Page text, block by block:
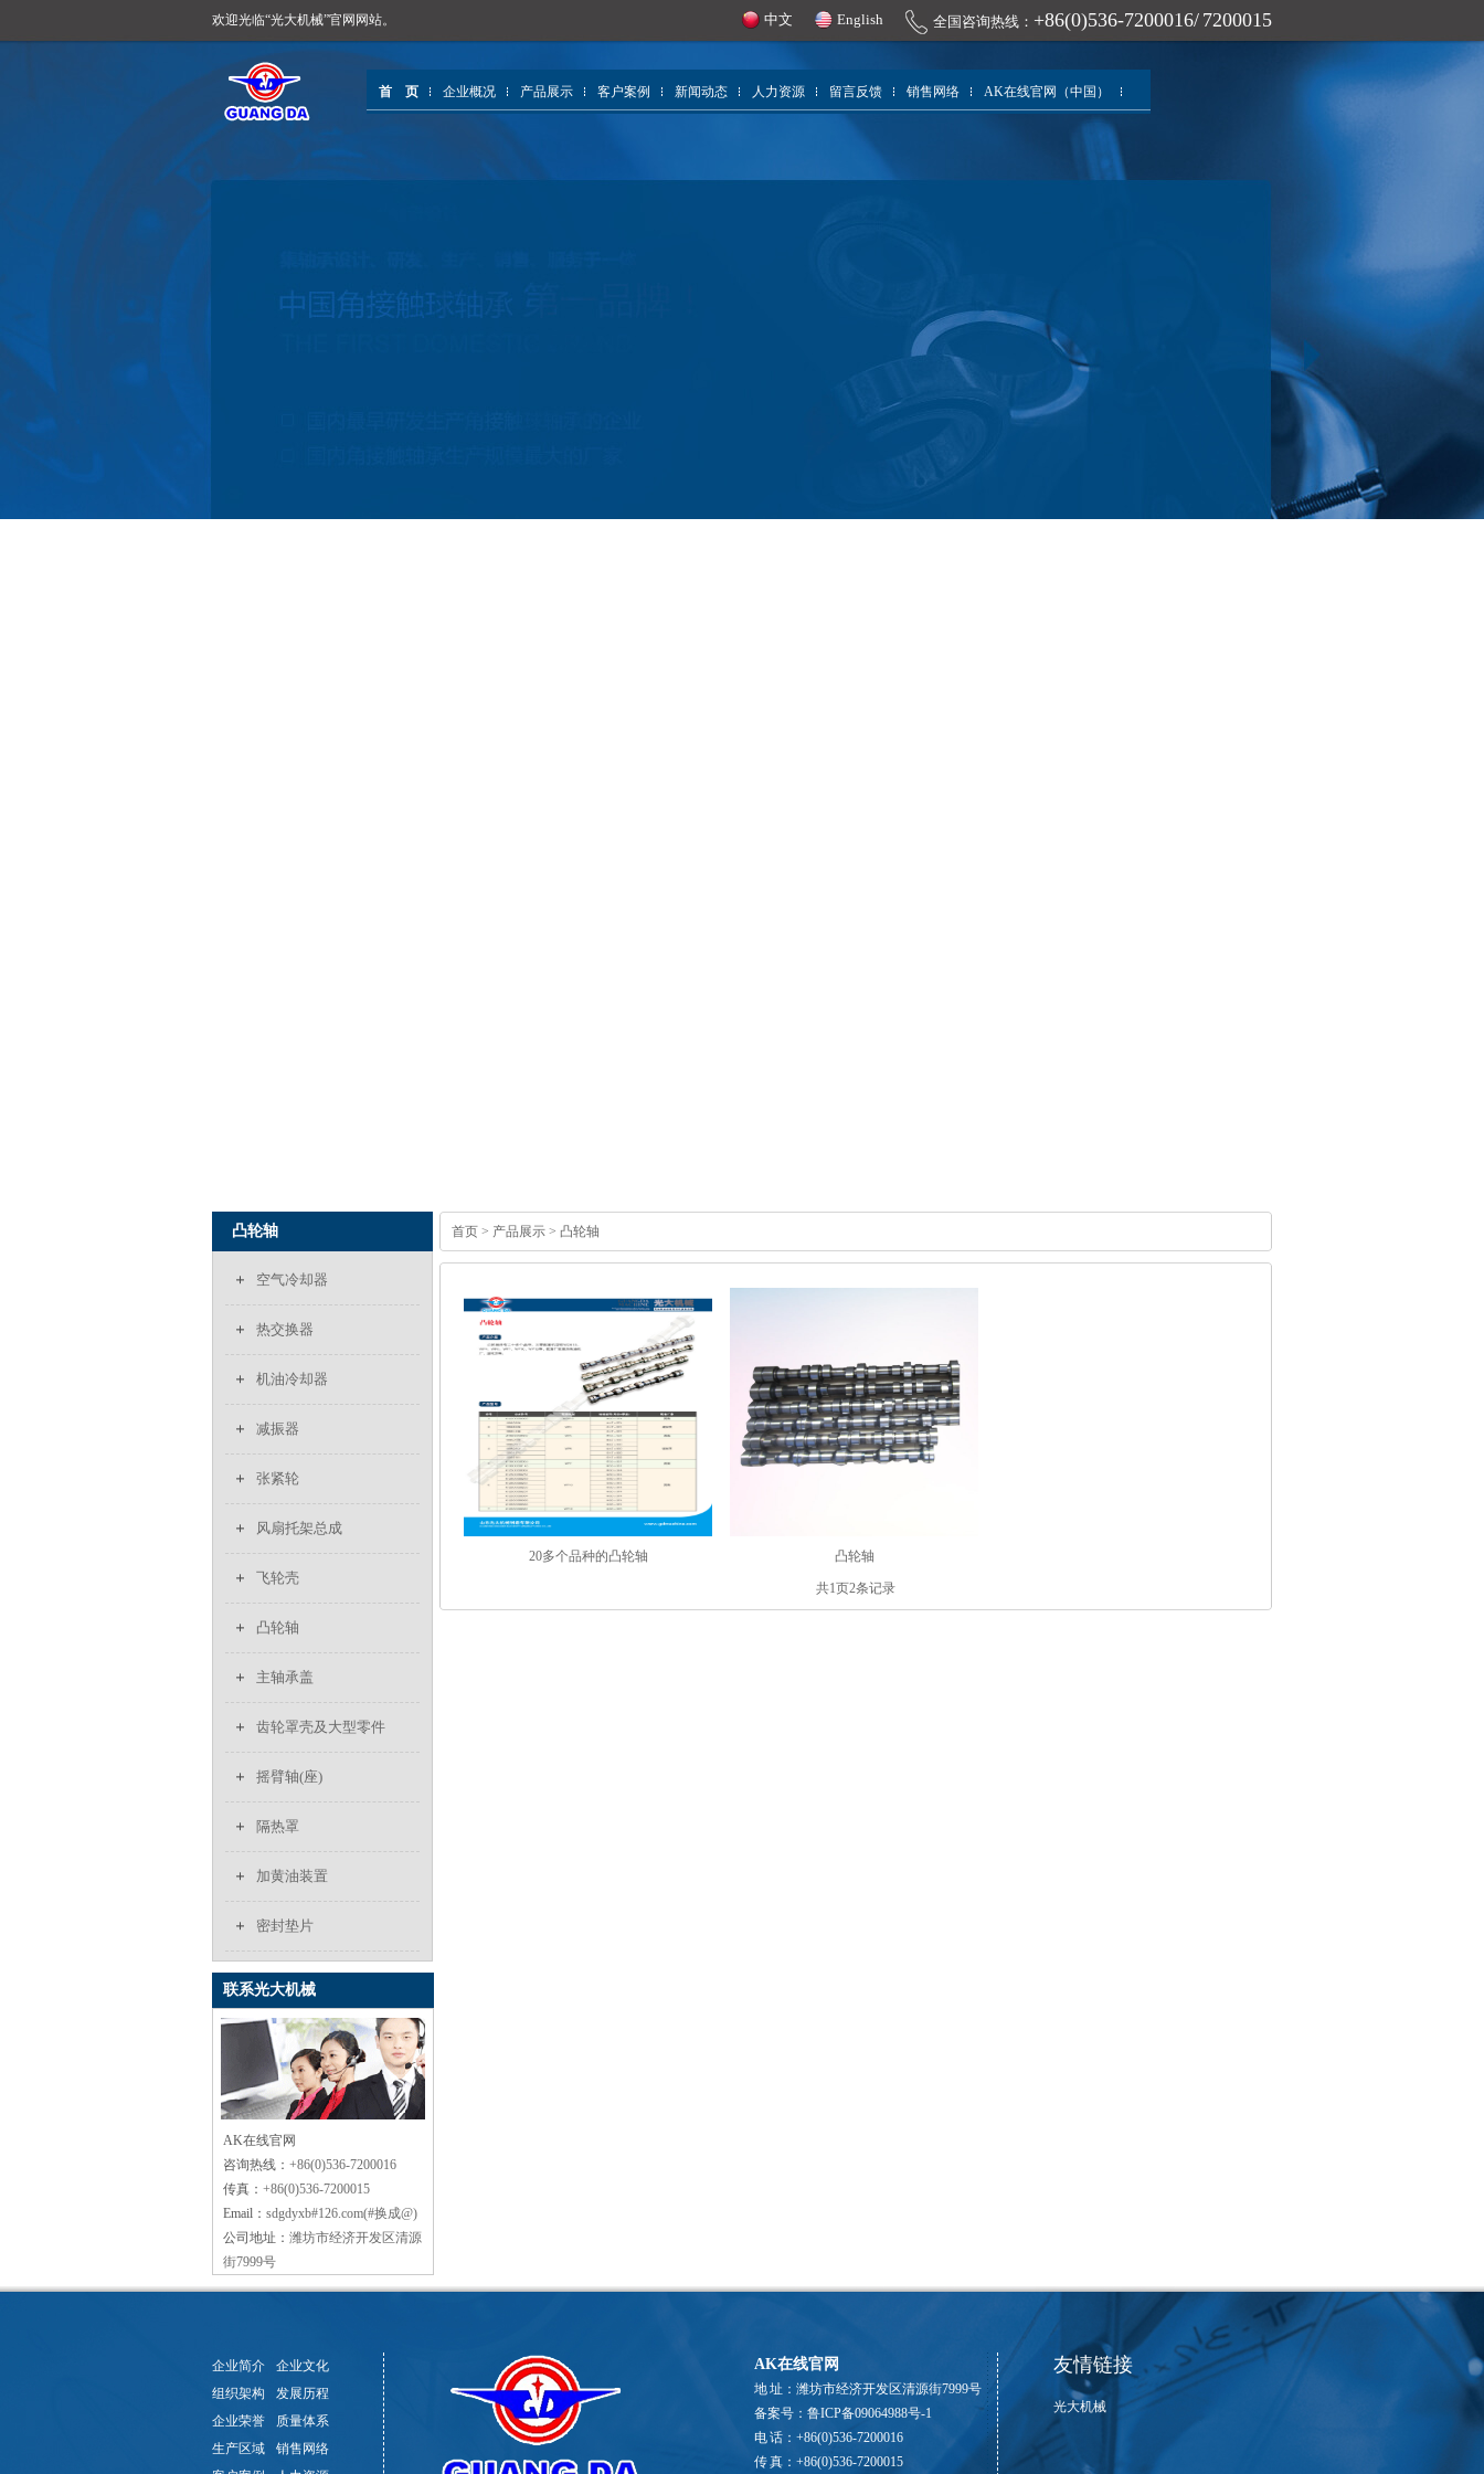
欢迎光临“光大机械”官网网站。 全国咨询热线： +86(0)536-7200016/ 7200015
English
中文
首 页 企业概况 产品展示 客户案例 新闻动态 人力资源 留言反馈 销售网络 AK在线官网（中国）
首页 > 产品展示 > 凸轮轴
20多个品种的凸轮轴 凸轮轴
共1页2条记录
凸轮轴
空气冷却器
热交换器
机油冷却器
减振器
张紧轮
风扇托架总成
飞轮壳
凸轮轴
主轴承盖
齿轮罩壳及大型零件
摇臂轴(座)
隔热罩
加黄油装置
密封垫片
联系光大机械
AK在线官网
咨询热线： +86(0)536-7200016
传真： +86(0)536-7200015
Email： sdgdyxb#126.com(#换成@)
公司地址： 潍坊市经济开发区清源
街7999号
企业简介
企业文化
组织架构
发展历程
企业荣誉
质量体系
生产区域
销售网络
AK在线官网
地 址：潍坊市经济开发区清源街7999号
备案号：鲁ICP备09064988号-1
电 话：+86(0)536-7200016
传 真：+86(0)536-7200015
友情链接
光大机械